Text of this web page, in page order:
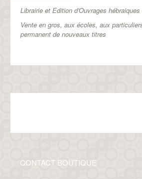
Librairie et Edition d'Ouvrages hébraiques
Vente en gros, aux écoles, aux
permanent de nouveaux titres
CONTACT BOUTIQUE